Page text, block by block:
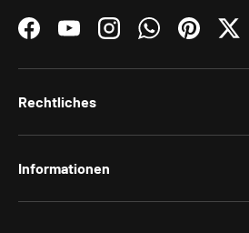
FacebookYouTubeInstagramWhatsAppPinterest
Rechtliches
Informationen